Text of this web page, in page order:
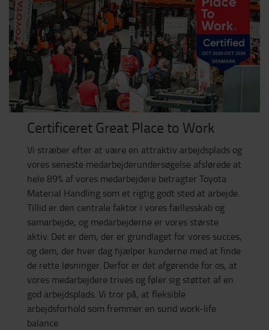
Certificeret Great Place to Work
Vi stræber efter at være en attraktiv arbejdsplads og
vores seneste medarbejderundersøgelse afslørede at
hele 89% af vores medarbejdere betragter Toyota
Material Handling som et rigtig godt sted at arbejde.
Tillid er den centrale faktor i vores fællesskab og
samarbejde, og medarbejderne er vores største
aktiv. Det er dem, der er grundlaget for vores succes,
og dem, der hver dag hjælper kunderne med at finde
de rette løsninger. Derfor er det afgørende for os, at
vores medarbejdere trives og føler sig støttet af en
god arbejdsplads. Vi tror på, at fleksible
arbejdsforhold som fremmer en sund work-life
balance.